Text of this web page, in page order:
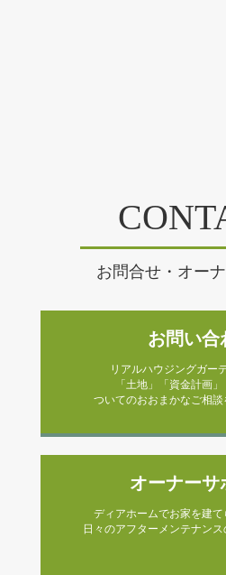
お問合せ・オー
お問い合
リアルハウジングガー
「土地」「資金計画
ついてのおおまかなご相談
オーナーサ
ディアホームでお家を建て
日々のアフターメンテナンス